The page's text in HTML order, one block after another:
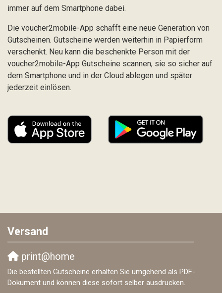
immer auf dem Smartphone dabei.
Die voucher2mobile-App schafft eine neue Generation von
Gutscheinen. Gutscheine werden weiterhin in Papierform
verschenkt. Neu kann die beschenkte Person mit der
voucher2mobile-App Gutscheine scannen, sie so sicher auf
dem Smartphone und in der Cloud ablegen und später
jederzeit einlösen.
Versand
print@home
Die bestellten Gutscheine erhalten Sie umgehend als PDF-
Dokument und können diese sofort selber ausdrucken.